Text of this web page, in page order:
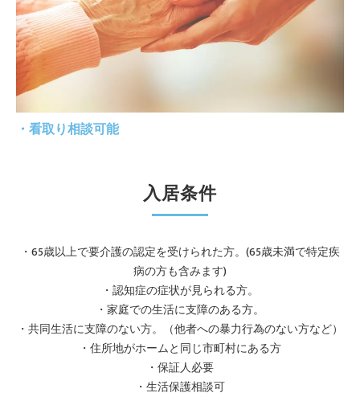
・看取り相談可能
入居条件
・65歳以上で要介護の認定を受けられた方。(65歳未満で特定疾
病の方も含みます)
・認知症の症状が見られる方。
・家庭での生活に支障のある方。
・共同生活に支障のない方。（他者への暴力行為のない方など）
・住所地がホームと同じ市町村にある方
・保証人必要
・生活保護相談可